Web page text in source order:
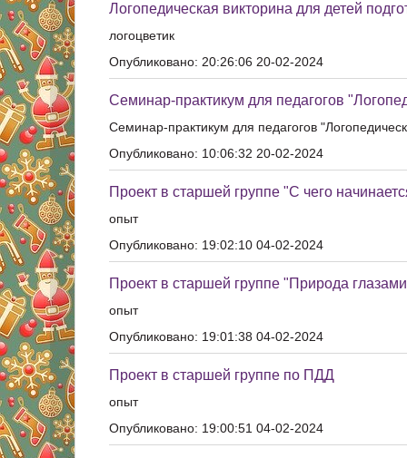
Логопедическая викторина для детей
логоцветик
Опубликовано: 20:26:06 20-02-2024
Семинар-практикум для педагогов
Семинар-практикум для педагогов
Опубликовано: 10:06:32 20-02-2024
Проект в старшей группе "С чего
опыт
Опубликовано: 19:02:10 04-02-2024
Проект в старшей группе "Природа
опыт
Опубликовано: 19:01:38 04-02-2024
Проект в старшей группе по ПДД
опыт
Опубликовано: 19:00:51 04-02-2024